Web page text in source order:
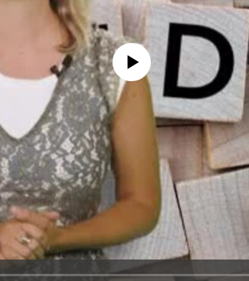
No media source currently available